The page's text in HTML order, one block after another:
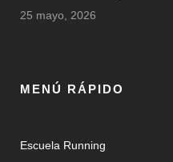
25 mayo, 2026
MENÚ RÁPIDO
Escuela Running